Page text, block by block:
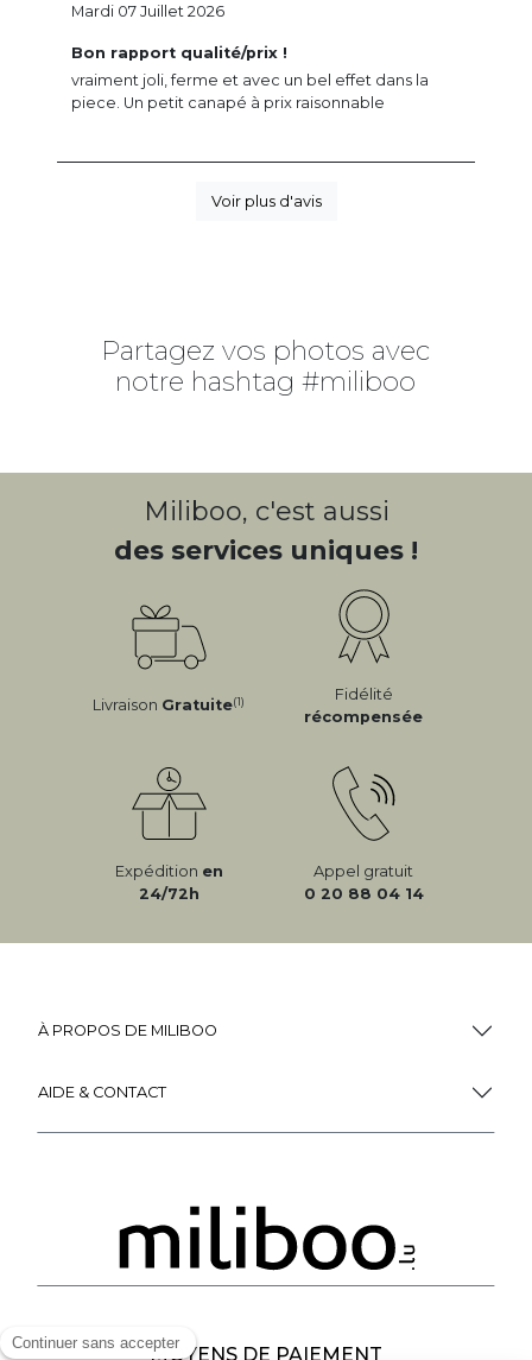
Bon rapport qualité/prix !
vraiment joli, ferme et avec un bel effet dans la
piece. Un petit canapé à prix raisonnable
Mardi 07 Juillet 2026
Voir plus d'avis
Partagez vos photos avec
notre hashtag #miliboo
Miliboo, c'est aussi
des services uniques !
Livraison Gratuite(1)
Fidélité
récompensée
Expédition en
24/72h
Appel gratuit
0 20 88 04 14
À PROPOS DE MILIBOO
AIDE & CONTACT
MOYENS DE PAIEMENT